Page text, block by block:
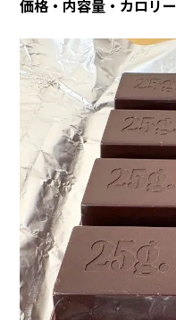
価格・内容量・カロリー